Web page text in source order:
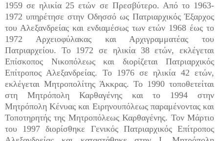
1959 σε ηλικία 25 ετών σε Πρεσβύτερο. Από το 1963-
1972 υπηρέτησε στην Οδησσό ως Πατριαρχικός Έξαρχος
του Αλεξανδρείας και ενδιαμέσως των ετών 1968 έως το
1972 Αρχειοφύλακας και Αρχιγραμματέας του
Πατριαρχείου. Το 1972 σε ηλικία 38 ετών, εκλέγεται
Επίσκοπος Νικοπόλεως και διορίζεται Πατριαρχικός
Επίτροπος Αλεξανδρείας. Το 1976 σε ηλικία 42 ετών,
εκλέγεται Μητροπολίτης Άκκρας. Το 1990 τοποθετείται
στη Μητρόπολη Καρθαγένης και το 1994 στην
Μητρόπολη Κένυας και Ειρηνουπόλεως παραμένοντας και
Τοποτηρητής της Μητροπόλεως Καρθαγένης. Τον Μάρτιο
του 1997 διορίσθηκε Γενικός Πατριαρχικός Επίτροπος